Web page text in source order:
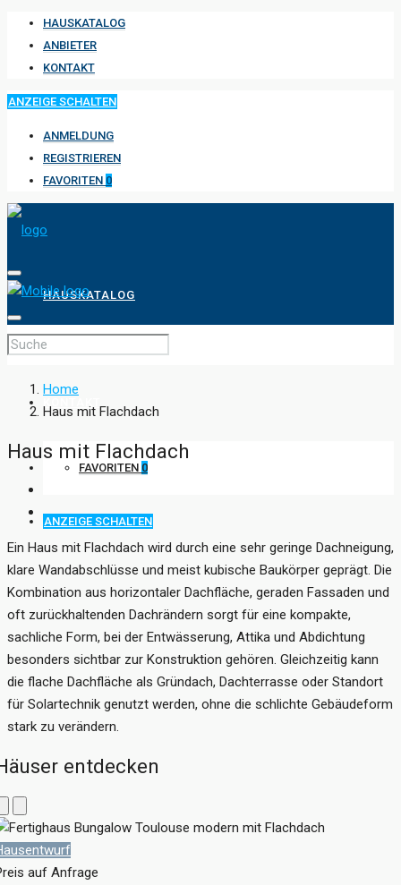
HAUSKATALOG
ANBIETER
KONTAKT
ANZEIGE SCHALTEN
ANMELDUNG
REGISTRIEREN
FAVORITEN 0
HAUSKATALOG
ANBIETER
FAVORITEN 0
ANZEIGE SCHALTEN
Home
Haus mit Flachdach
Haus mit Flachdach
Ein Haus mit Flachdach wird durch eine sehr geringe Dachneigung,
klare Wandabschlüsse und meist kubische Baukörper geprägt. Die
Kombination aus horizontaler Dachfläche, geraden Fassaden und
oft zurückhaltenden Dachrändern sorgt für eine kompakte,
sachliche Form, bei der Entwässerung, Attika und Abdichtung
besonders sichtbar zur Konstruktion gehören. Gleichzeitig kann
die flache Dachfläche als Gründach, Dachterrasse oder Standort
für Solartechnik genutzt werden, ohne die schlichte Gebäudeform
stark zu verändern.
entdecken
auf Anfrage